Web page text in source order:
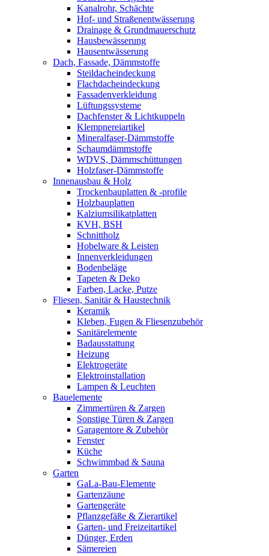
Kanalrohr, Schächte
Hof- und Straßenentwässerung
Drainage & Grundmauerschutz
Hausbewässerung
Hausentwässerung
Dach, Fassade, Dämmstoffe
Steildacheindeckung
Flachdacheindeckung
Fassadenverkleidung
Lüftungssysteme
Dachfenster & Lichtkuppeln
Klempnereiartikel
Mineralfaser-Dämmstoffe
Schaumdämmstoffe
WDVS, Dämmschüttungen
Holzfaser-Dämmstoffe
Innenausbau & Holz
Trockenbauplatten & -profile
Holzbauplatten
Kalziumsilikatplatten
KVH, BSH
Schnittholz
Hobelware & Leisten
Innenverkleidungen
Bodenbeläge
Tapeten & Deko
Farben, Lacke, Putze
Fliesen, Sanitär & Haustechnik
Keramik
Kleben, Fugen & Fliesenzubehör
Sanitärelemente
Badausstattung
Heizung
Elektrogeräte
Elektroinstallation
Lampen & Leuchten
Bauelemente
Zimmertüren & Zargen
Sonstige Türen & Zargen
Garagentore & Zubehör
Fenster
Küche
Schwimmbad & Sauna
Garten
GaLa-Bau-Elemente
Gartenzäune
Gartengeräte
Pflanzgefäße & Zierartikel
Garten- und Freizeitartikel
Dünger, Erden
Sämereien